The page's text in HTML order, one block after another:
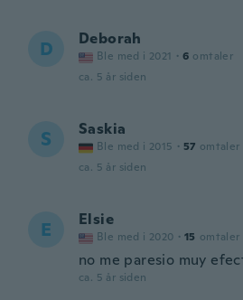
D Deborah
Ble med i 2021 · 6 omtaler
ca. 5 år siden
S Saskia
Ble med i 2015 · 57 omtaler
ca. 5 år siden
E Elsie
Ble med i 2020 · 15 omtaler
no me paresio muy
ca. 5 år siden